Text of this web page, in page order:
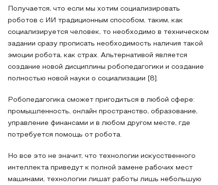
Получается, что если мы хотим социализировать
роботов с ИИ традиционным способом, таким, как
социализируется человек, то необходимо в техническом
задании сразу прописать необходимость наличия такой
эмоции робота, как страх. Альтернативой является
создание новой дисциплины робопедагогики и создание
полностью новой науки о социализации [8].
Робопедагогика сможет пригодиться в любой сфере:
промышленность, онлайн пространство, образование,
управление финансами и в любом другом месте, где
потребуется помощь от робота.
Но все это не значит, что технологии искусственного
интеллекта приведут к полной замене рабочих мест
машинами, технологии лишат работы лишь небольшую